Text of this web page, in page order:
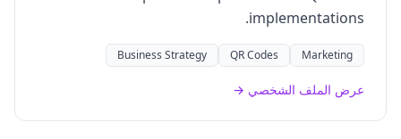
implementations.
Marketing
QR Codes
Business Strategy
عرض الملف الشخصي →